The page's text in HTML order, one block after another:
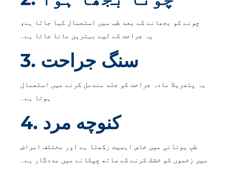
چونے کو بجھانے کے بعد طب میں استعمال کیا جاتا ہے،
یہ جراحت کے لیے بہترین مانا جاتا ہے۔
3. سنگ جراحت
یہ پتھریلا مادہ جراحت کو جلد مندمل کرنے میں استعمال
ہوتا ہے۔
4. کنوچه مرد
طبِ یونانی میں خاص اہمیت رکھتا ہے اور مختلف امراض
میں زخموں کو خشک کرنے کے ساتھ چپکانے میں مددگار ہے۔